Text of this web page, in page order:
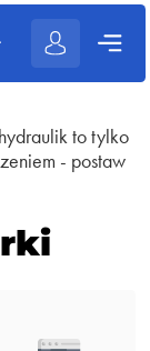
to tylko
- postaw